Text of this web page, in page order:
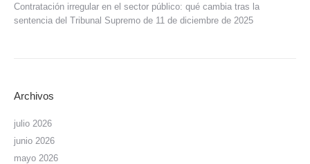
Contratación irregular en el sector público: qué cambia tras la
sentencia del Tribunal Supremo de 11 de diciembre de 2025
Archivos
julio 2026
junio 2026
mayo 2026